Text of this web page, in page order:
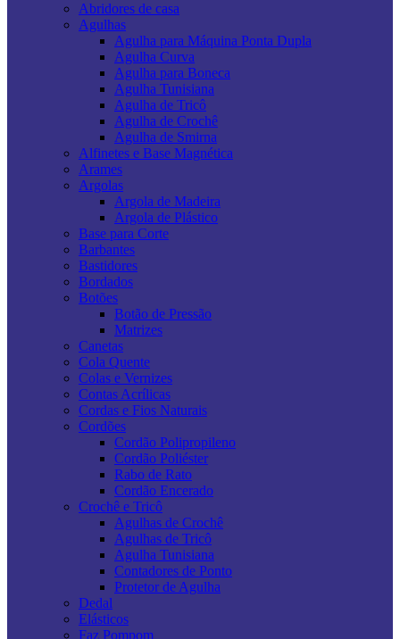
Abridores de casa
Agulhas
Agulha para Máquina Ponta Dupla
Agulha Curva
Agulha para Boneca
Agulha Tunisiana
Agulha de Tricô
Agulha de Crochê
Agulha de Smirna
Alfinetes e Base Magnética
Arames
Argolas
Argola de Madeira
Argola de Plástico
Base para Corte
Barbantes
Bastidores
Bordados
Botões
Botão de Pressão
Matrizes
Canetas
Cola Quente
Colas e Vernizes
Contas Acrílicas
Cordas e Fios Naturais
Cordões
Cordão Polipropileno
Cordão Poliéster
Rabo de Rato
Cordão Encerado
Crochê e Tricô
Agulhas de Crochê
Agulhas de Tricô
Agulha Tunisiana
Contadores de Ponto
Protetor de Agulha
Dedal
Elásticos
Faz Pompom